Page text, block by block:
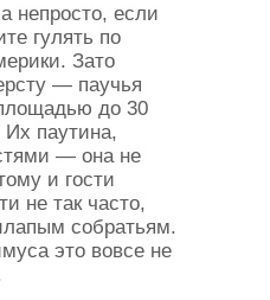
непросто, если
гулять по
Зато
— паучья
до 30
Их паутина,
— она не
и гости
не так часто,
собратьям.
это вовсе не